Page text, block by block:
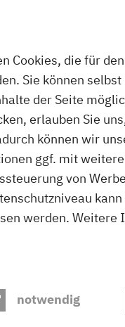
Cookies, die für
Sie können
der Seite
erlauben Sie
können wir
ggf. mit
von
werden. Weitere
notwendig